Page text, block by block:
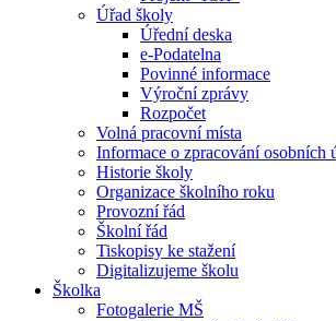
Úřad školy
Úřední deska
e-Podatelna
Povinné informace
Výroční zprávy
Rozpočet
Volná pracovní místa
Informace o zpracování osobních
Historie školy
Organizace školního roku
Provozní řád
Školní řád
Tiskopisy ke stažení
Digitalizujeme školu
Školka
Fotogalerie MŠ